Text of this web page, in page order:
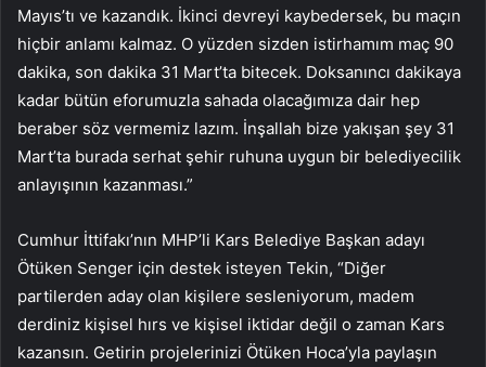
Mayıs’tı ve kazandık. İkinci devreyi kaybedersek, bu maçın
hiçbir anlamı kalmaz. O yüzden sizden istirhamım maç 90
dakika, son dakika 31 Mart’ta bitecek. Doksanıncı dakikaya
kadar bütün eforumuzla sahada olacağımıza dair hep
beraber söz vermemiz lazım. İnşallah bize yakışan şey 31
Mart’ta burada serhat şehir ruhuna uygun bir belediyecilik
anlayışının kazanması.”
Cumhur İttifakı’nın MHP’li Kars Belediye Başkan adayı
Ötüken Senger için destek isteyen Tekin, “Diğer
partilerden aday olan kişilere sesleniyorum, madem
derdiniz kişisel hırs ve kişisel iktidar değil o zaman Kars
kazansın. Getirin projelerinizi Ötüken Hoca’yla paylaşın